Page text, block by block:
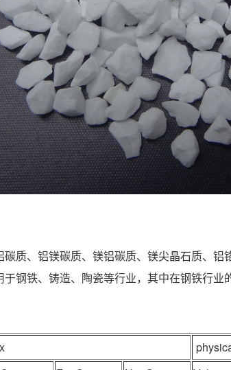
质、铝镁碳质、镁铝碳质、镁尖晶石质、
钢铁、铸造、陶瓷等行业，其中在钢铁行